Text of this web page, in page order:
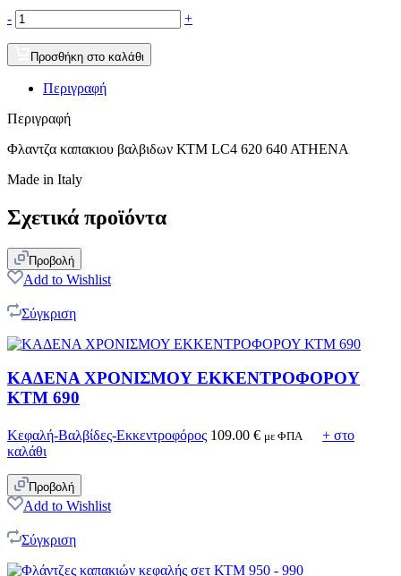
- +
Προσθήκη στο καλάθι
Περιγραφή
Περιγραφή
Φλαντζα καπακιου βαλβιδων ΚΤΜ LC4 620 640 ATHENA
Made in Italy
Σχετικά προϊόντα
Προβολή
Add to Wishlist
Σύγκριση
ΚΑΔΕΝΑ ΧΡΟΝΙΣΜΟΥ ΕΚΚΕΝΤΡΟΦΟΡΟΥ
ΚΤΜ 690
Κεφαλή-Βαλβίδες-Εκκεντροφόρος 109.00 € με ΦΠΑ
+ στο
καλάθι
Προβολή
Add to Wishlist
Σύγκριση